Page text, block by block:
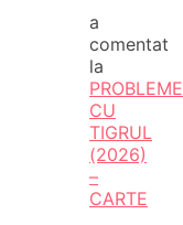
a
comentat
la
PROBLEME
CU
TIGRUL
(2026)
–
CARTE